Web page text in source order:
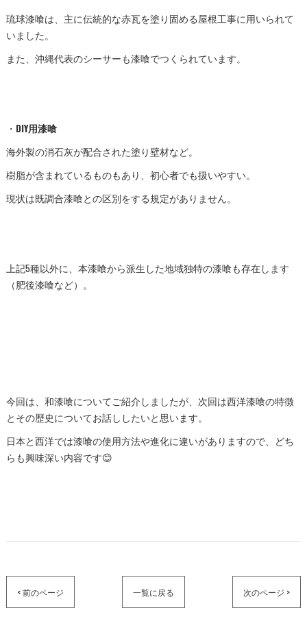
琉球漆喰は、主に伝統的な赤瓦を塗り固める屋根工事に用いられて
いました。
また、沖縄代表のシーサーも漆喰でつくられています。
・ DIY用漆喰
海外製の消石灰が配合された塗り壁材など。
樹脂が含まれているものもあり、初心者でも扱いやすい。
現状は既調合漆喰との区別をする規定がありません。
上記5種以外に、本漆喰から派生した地域独特の漆喰も存在します
（肥後漆喰など）。
今回は、和漆喰についてご紹介しましたが、次回は西洋漆喰の特徴
とその歴史についてお話ししたいと思います。
日本と西洋では漆喰の使用方法や進化に違いがありますので、どち
らも興味深い内容です😊
< 前のページ 一覧に戻る 次のページ >